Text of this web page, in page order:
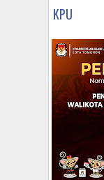
KPU